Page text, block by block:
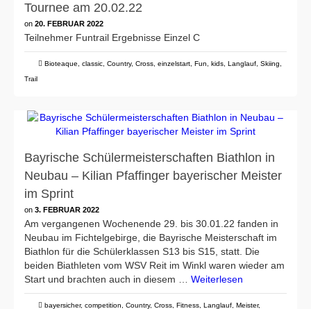
Tournee am 20.02.22
on 20. FEBRUAR 2022
Teilnehmer Funtrail Ergebnisse Einzel C
Bioteaque classic Country, Cross einzelstart Fun kids Langlauf Skiing
Trail
Bayrische Schülermeisterschaften Biathlon in
Neubau – Kilian Pfaffinger bayerischer Meister
im Sprint
on 3. FEBRUAR 2022
Am vergangenen Wochenende 29. bis 30.01.22 fanden in
Neubau im Fichtelgebirge, die Bayrische Meisterschaft im
Biathlon für die Schülerklassen S13 bis S15, statt. Die
beiden Biathleten vom WSV Reit im Winkl waren wieder am
Start und brachten auch in diesem … Weiterlesen
bayersicher, competition Country, Cross Fitness Langlauf Meister,